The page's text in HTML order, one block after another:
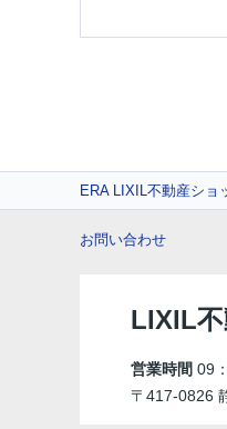
ERA LIXIL不動産シ
お問い合わせ
LIXIL
営業時間 09
〒417-0826